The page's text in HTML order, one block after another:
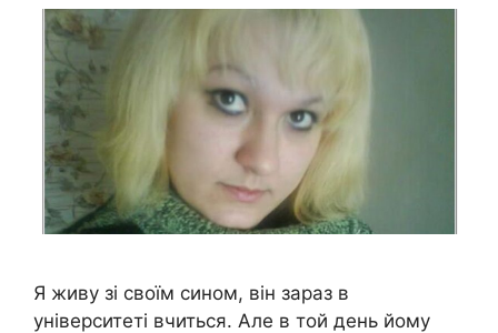
Я живу зі своїм сином, він зараз в
університеті вчиться. Але в той день йому